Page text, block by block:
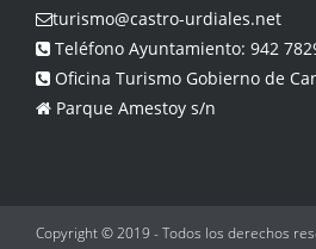
turismo@castro-urdiales.net
Teléfono Ayuntamiento: 942
Oficina Turismo Gobierno de
Parque Amestoy s/n
Copyright © 2019 - Todos los derechos